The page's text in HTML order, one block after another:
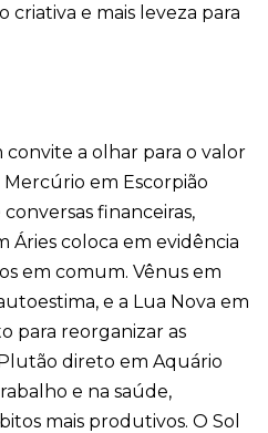
criativa e mais leveza para
a olhar para o valor
em Escorpião
financeiras,
Áries coloca em evidência
em comum. Vênus em
e a Lua Nova em
para reorganizar as
direto em Aquário
e na saúde,
mais produtivos. O Sol